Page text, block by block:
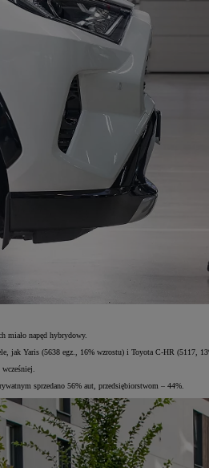
miało napęd hybrydowy.
jak Yaris (5638 egz., 16% wzrostu) i Toyota C-HR (5117,
sprzedano 56% aut, przedsiębiorstwom – 44%.